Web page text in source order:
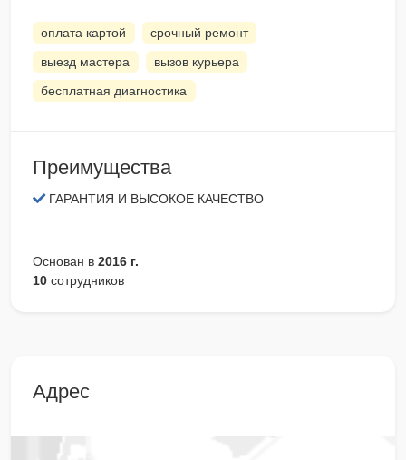
оплата картой срочный ремонт
выезд мастера вызов курьера
бесплатная диагностика
Преимущества
ГАРАНТИЯ И ВЫСОКОЕ КАЧЕСТВО
Основан в 2016 г.
10 сотрудников
Адрес